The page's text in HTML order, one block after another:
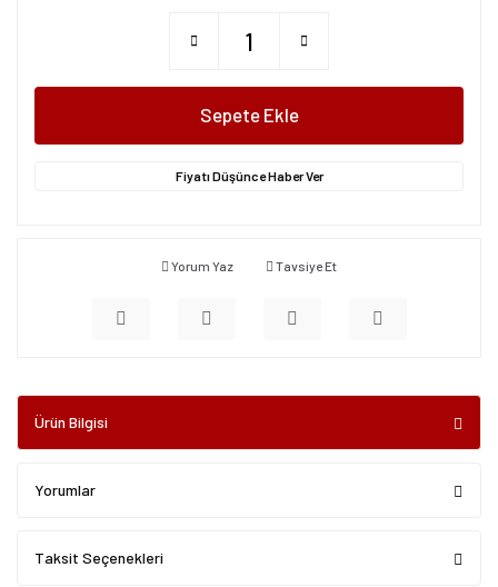
Sepete Ekle
Fiyatı Düşünce Haber Ver
Yorum Yaz Tavsiye Et
Ürün Bilgisi
Yorumlar
Taksit Seçenekleri